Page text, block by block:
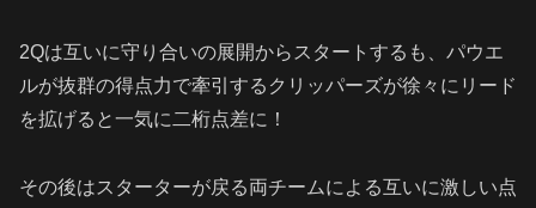
2Qは互いに守り合いの展開からスタートするも、パウエ
ルが抜群の得点力で牽引するクリッパーズが徐々にリード
を拡げると一気に二桁点差に！
その後はスターターが戻る両チームによる互いに激しい点